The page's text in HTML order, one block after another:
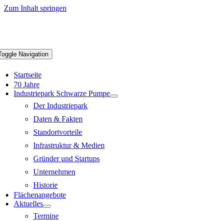
Zum Inhalt springen
Navigation
Startseite
70 Jahre
Industriepark Schwarze Pumpe
Der Industriepark
Daten & Fakten
Standortvorteile
Infrastruktur & Medien
Gründer und Startups
Unternehmen
Historie
Flächenangebote
Aktuelles
Termine